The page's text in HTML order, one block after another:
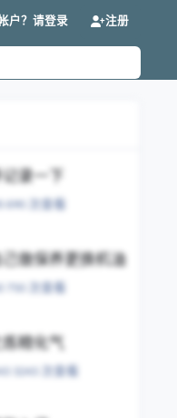
户？请登录 注册
录一下
690 次查看
做保养更换机油
750 次查看
精化气
3243 次查看